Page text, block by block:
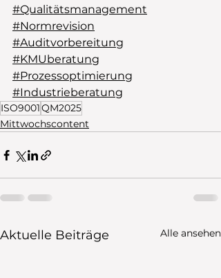
#Qualitätsmanagement
#Normrevision
#Auditvorbereitung
#KMUberatung
#Prozessoptimierung
#Industrieberatung
ISO9001QM2025
Mittwochscontent
Aktuelle Beiträge Alle ansehen